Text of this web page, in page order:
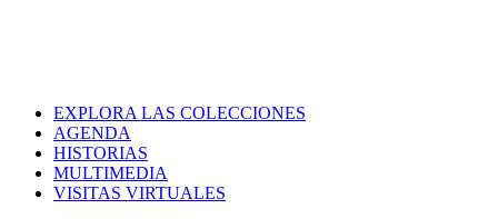
EXPLORA LAS COLECCIONES
AGENDA
HISTORIAS
MULTIMEDIA
VISITAS VIRTUALES